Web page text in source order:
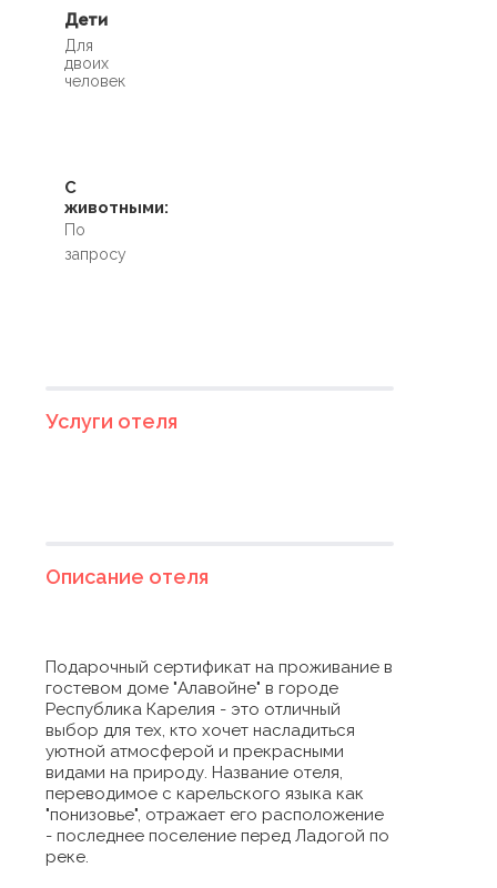
Дети
Для
двоих
человек
С
животными:
По
запросу
Услуги отеля
Описание отеля
Подарочный сертификат на проживание в
гостевом доме "Алавойне" в городе
Республика Карелия - это отличный
выбор для тех, кто хочет насладиться
уютной атмосферой и прекрасными
видами на природу. Название отеля,
переводимое с карельского языка как
"понизовье", отражает его расположение
- последнее поселение перед Ладогой по
реке.